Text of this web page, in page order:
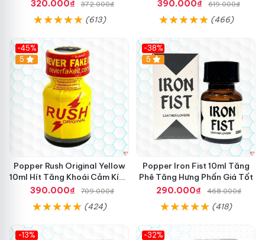
320.000₫ 372.000₫
(613)
390.000₫ 619.000₫
(466)
-45%
5
Popper Rush Original Yellow
10ml Hít Tăng Khoái Cảm Kích
Thích Mạnh
390.000₫ 709.000₫
(424)
-38%
5
Popper Iron Fist 10ml Tăng
Phê Tăng Hưng Phấn Giá Tốt
290.000₫
468.000₫
(418)
-13%
-32%